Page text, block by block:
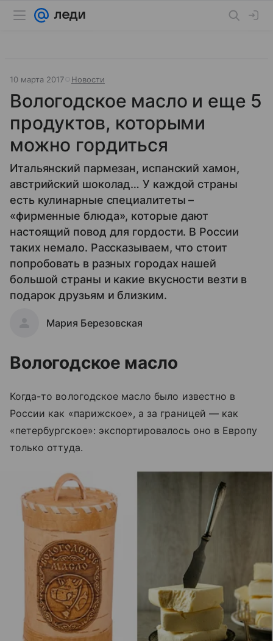
10 марта 2017 Новости
Вологодское масло и еще 5
продуктов, которыми
можно гордиться
Итальянский пармезан, испанский хамон,
австрийский шоколад… У каждой страны
есть кулинарные специалитеты –
«фирменные блюда», которые дают
настоящий повод для гордости. В России
таких немало. Рассказываем, что стоит
попробовать в разных городах нашей
большой страны и какие вкусности везти в
подарок друзьям и близким.
Мария Березовская
Вологодское масло
Когда-то вологодское масло было известно в
России как «парижское», а за границей —как
«петербургское»: экспортировалось оно в Европу
только оттуда.